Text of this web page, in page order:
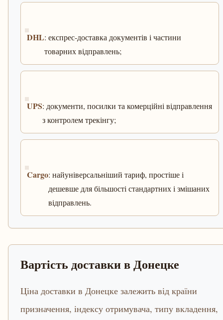
DHL: експрес-доставка документів і частини
товарних відправлень;
UPS: документи, посилки та комерційні відправлення
з контролем трекінгу;
Cargo: найуніверсальніший тариф, простіше і
дешевше для більшості стандартних і змішаних
відправлень.
Вартість доставки в Донецке
Ціна доставки в Донецке залежить від країни
призначення, індексу отримувача, типу вкладення,